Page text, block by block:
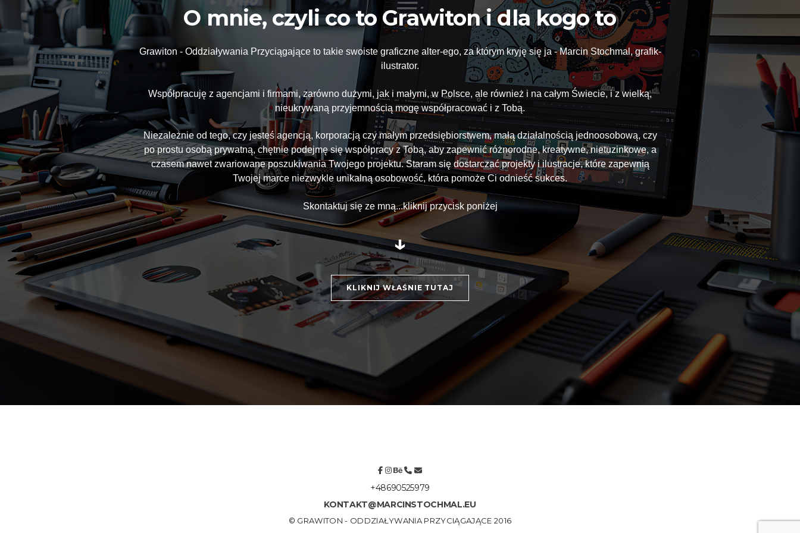
O mnie, czyli co to Grawiton i dla kogo to
Grawiton - Oddziaływania Przyciągające to takie swoiste graficzne alter-ego, za którym kryję się ja - Marcin Stochmal, grafik-
ilustrator.
Współpracuję z agencjami i firmami, zarówno dużymi, jak i małymi, w Polsce, ale również i na całym Świecie, i z wielką,
nieukrywaną przyjemnością mogę współpracować i z Tobą.
Niezależnie od tego, czy jesteś agencją, korporacją czy małym przedsiębiorstwem, małą działalnością jednoosobową, czy
po prostu osobą prywatną, chętnie podejmę się współpracy z Tobą, aby zapewnić różnorodne, kreatywne, nietuzinkowe, a
czasem nawet zwariowane poszukiwania Twojego projektu. Staram się dostarczać projekty i ilustracje, które zapewnią
Twojej marce niezwykle unikalną osobowość, która pomoże Ci odnieść sukces.
Skontaktuj się ze mną...kliknij przycisk poniżej
↓
KLIKNIJ WŁAŚNIE TUTAJ
+48690525979
KONTAKT@MARCINSTOCHMAL.EU
© GRAWITON - ODDZIAŁYWANIA PRZYCIĄGAJĄCE 2016